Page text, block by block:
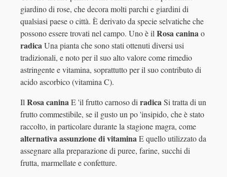
giardino di rose, che decora molti parchi e giardini di
qualsiasi paese o città. È derivato da specie selvatiche che
possono essere trovati nel campo. Uno è ilRosa caninao
radicaUna pianta che sono stati ottenuti diversi usi
tradizionali, e noto per il suo alto valore come rimedio
astringente e vitamina, soprattutto per il suo contributo di
acido ascorbico (vitamina C).
IlRosa caninaE 'il frutto carnoso diradicaSi tratta di un
frutto commestibile, se il gusto un po 'insipido, che è stato
raccolto, in particolare durante la stagione magra, come
alternativa assunzione di vitaminaE quello utilizzato da
assegnare alla preparazione di puree, farine, succhi di
frutta, marmellate e confetture.